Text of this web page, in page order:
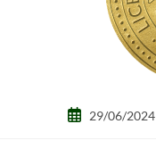
Articolo29/06/2024